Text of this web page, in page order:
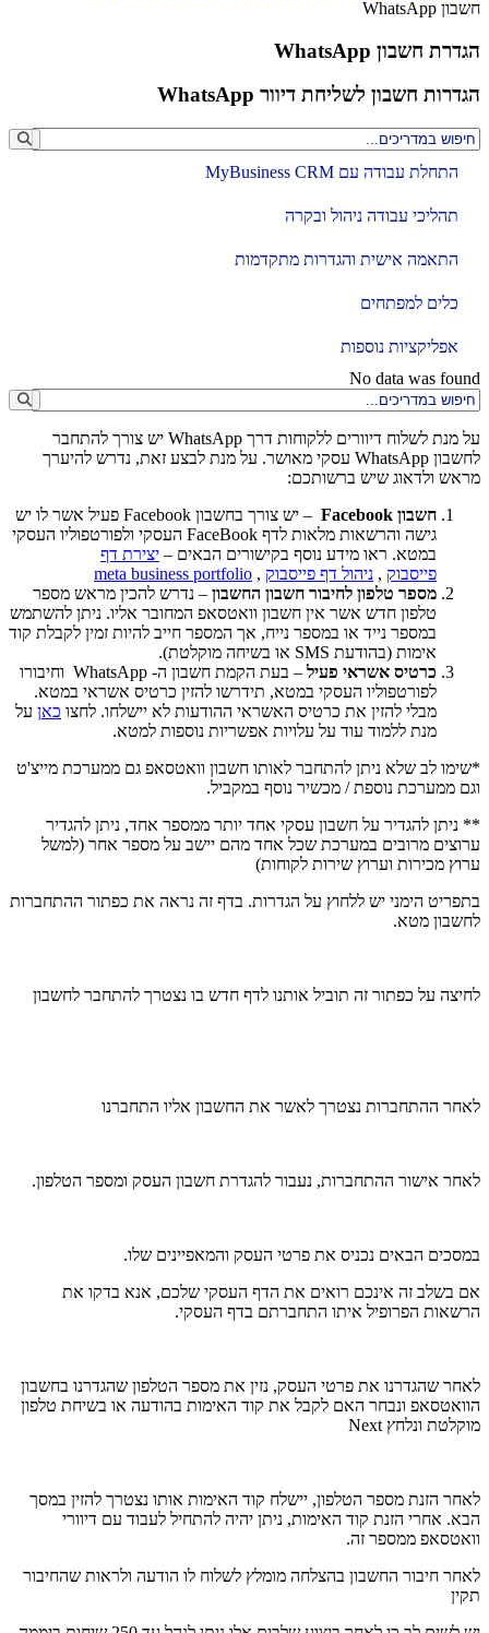
חשבון WhatsApp
הגדרת חשבון WhatsApp
הגדרות חשבון לשליחת דיוור WhatsApp
התחלת עבודה עם MyBusiness CRM
תהליכי עבודה ניהול ובקרה
התאמה אישית והגדרות מתקדמות
כלים למפתחים
אפליקציות נוספות
No data was found
על מנת לשלוח דיוורים ללקוחות דרך WhatsApp יש צורך להתחבר
לחשבון WhatsApp עסקי מאושר. על מנת לבצע זאת, נדרש להיערך
מראש ולדאוג שיש ברשותכם:
חשבון Facebook
– יש צורך בחשבון Facebook פעיל אשר לו יש
גישה והרשאות מלאות לדף FaceBook העסקי ולפורטפוליו העסקי
במטא. ראו מידע נוסף בקישורים הבאים – יצירת דף
פייסבוק , ניהול דף פייסבוק ,
meta business portfolio
מספר טלפון לחיבור חשבון החשבון – נדרש להכין מראש מספר
טלפון חדש אשר אין חשבון וואטסאפ המחובר אליו. ניתן להשתמש
במספר נייד או במספר נייח, אך המספר חייב להיות זמין לקבלת קוד
אימות (בהודעת SMS או בשיחה מוקלטת).
כרטיס אשראי פעיל
– בעת הקמת חשבון ה- WhatsApp וחיבורו
לפורטפוליו העסקי במטא, תידרשו להזין כרטיס אשראי במטא.
מבלי להזין את כרטיס האשראי ההודעות לא יישלחו. לחצו כאן על
מנת ללמוד עוד על עלויות אפשריות נוספות למטא.
*שימו לב שלא ניתן להתחבר לאותו חשבון וואטסאפ גם ממערכת מייצ'ט
וגם ממערכת נוספת / מכשיר נוסף במקביל.
** ניתן להגדיר על חשבון עסקי אחד יותר ממספר אחד, ניתן להגדיר
ערוצים מרובים במערכת שכל אחד מהם יישב על מספר אחר (למשל
ערוץ מכירות וערוץ שירות לקוחות)
בתפריט הימני יש ללחוץ על הגדרות. בדף זה נראה את כפתור ההתחברות
לחשבון מטא.
לחיצה על כפתור זה תוביל אותנו לדף חדש בו נצטרך להתחבר לחשבון
לאחר ההתחברות נצטרך לאשר את החשבון אליו התחברנו
לאחר אישור ההתחברות, נעבור להגדרת חשבון העסק ומספר הטלפון.
במסכים הבאים נכניס את פרטי העסק והמאפיינים שלו.
אם בשלב זה אינכם רואים את הדף העסקי שלכם, אנא בדקו את
הרשאות הפרופיל איתו התחברתם בדף העסקי.
לאחר שהגדרנו את פרטי העסק, נזין את מספר הטלפון שהגדרנו בחשבון
הוואטסאפ ונבחר האם לקבל את קוד האימות בהודעה או בשיחת טלפון
מוקלטת ונלחץ Next
לאחר הזנת מספר הטלפון, יישלח קוד האימות אותו נצטרך להזין במסך
הבא. אחרי הזנת קוד האימות, ניתן יהיה להתחיל לעבוד עם דיוורי
וואטסאפ ממספר זה.
לאחר חיבור החשבון בהצלחה מומלץ לשלוח לו הודעה ולראות שהחיבור
תקין